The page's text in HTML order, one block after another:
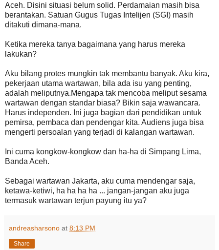
Aceh. Disini situasi belum solid. Perdamaian masih bisa
berantakan. Satuan Gugus Tugas Intelijen (SGI) masih
ditakuti dimana-mana.
Ketika mereka tanya bagaimana yang harus mereka
lakukan?
Aku bilang protes mungkin tak membantu banyak. Aku kira,
pekerjaan utama wartawan, bila ada isu yang penting,
adalah meliputnya.Mengapa tak mencoba meliput sesama
wartawan dengan standar biasa? Bikin saja wawancara.
Harus independen. Ini juga bagian dari pendidikan untuk
pemirsa, pembaca dan pendengar kita. Audiens juga bisa
mengerti persoalan yang terjadi di kalangan wartawan.
Ini cuma kongkow-kongkow dan ha-ha di Simpang Lima,
Banda Aceh.
Sebagai wartawan Jakarta, aku cuma mendengar saja,
ketawa-ketiwi, ha ha ha ha ... jangan-jangan aku juga
termasuk wartawan terjun payung itu ya?
andreasharsono at 8:13 PM
Share